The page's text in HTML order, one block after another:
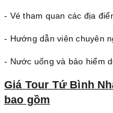
- Vé tham quan các địa
- Hướng dẫn viên chuyên
- Nước uống và bảo hiểm
Giá Tour Tứ Bình
bao gồm